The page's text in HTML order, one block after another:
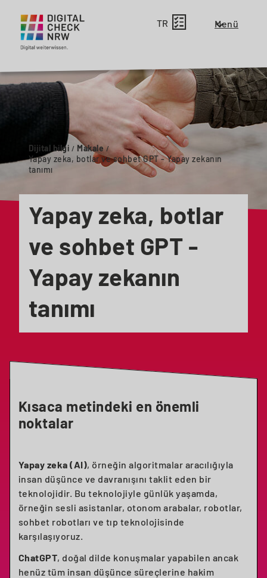
TR
Menü
schließe
das
Menü
für
die
Navigation
Dijital bilgi
Makale
Yapay zeka, botlar ve sohbet GPT - Yapay zekanın
tanımı
Yapay zeka, botlar
ve sohbet GPT -
Yapay zekanın
tanımı
Kısaca metindeki en önemli
noktalar
Yapay zeka (AI), örneğin algoritmalar aracılığıyla
insan düşünce ve davranışını taklit eden bir
teknolojidir. Bu teknolojiyle günlük yaşamda,
örneğin sesli asistanlar, otonom arabalar, robotlar,
sohbet robotları ve tıp teknolojisinde
karşılaşıyoruz.
ChatGPT, doğal dilde konuşmalar yapabilen ancak
henüz tüm insan düşünce süreçlerine hakim